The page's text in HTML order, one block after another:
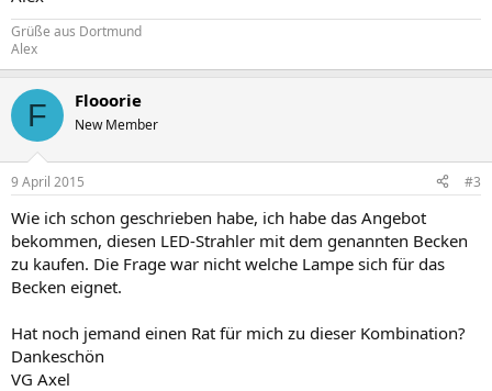
Grüße aus Dortmund
Alex
F Flooorie
New Member
9 April 2015 #3
Wie ich schon geschrieben habe, ich habe das Angebot
bekommen, diesen LED-Strahler mit dem genannten Becken
zu kaufen. Die Frage war nicht welche Lampe sich für das
Becken eignet.
Hat noch jemand einen Rat für mich zu dieser Kombination?
Dankeschön
VG Axel